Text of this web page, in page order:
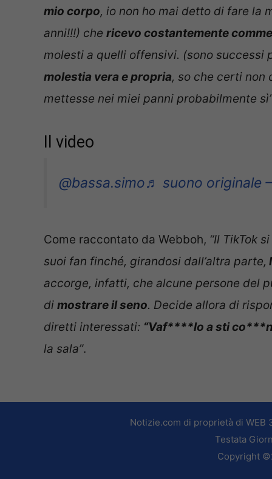
mio corpo, io non ho mai detto di fare la
anni!!!) che ricevo costantemente
molesti a quelli offensivi. (sono successi
molestia vera e propria, so che certi non
mettesse nei miei panni probabilmente
Il video
@bassa.simo♬ suono originale
Come raccontato da Webboh, “Il TikTok
suoi fan finché, girandosi dall’altra parte,
accorge, infatti, che alcune persone del
di mostrare il seno. Decide allora di
diretti interessati: “Vaf****lo a sti
la sala”.
Notizie.com di proprietà di WEB
Testata
Copyright